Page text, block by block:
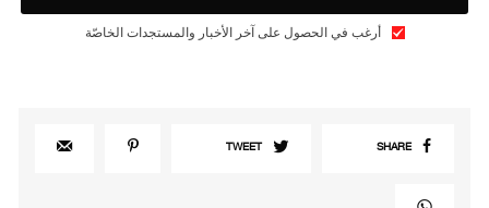
أرغب في الحصول على آخر الأخبار والمستجدات الخاصّة
SHARE
TWEET